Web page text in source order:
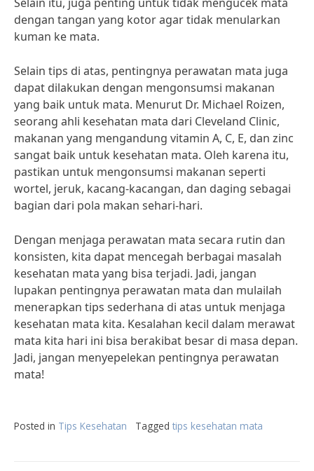
dengan tangan yang kotor agar tidak menularkan
kuman ke mata.
Selain tips di atas, pentingnya perawatan mata juga
dapat dilakukan dengan mengonsumsi makanan
yang baik untuk mata. Menurut Dr. Michael Roizen,
seorang ahli kesehatan mata dari Cleveland Clinic,
makanan yang mengandung vitamin A, C, E, dan zinc
sangat baik untuk kesehatan mata. Oleh karena itu,
pastikan untuk mengonsumsi makanan seperti
wortel, jeruk, kacang-kacangan, dan daging sebagai
bagian dari pola makan sehari-hari.
Dengan menjaga perawatan mata secara rutin dan
konsisten, kita dapat mencegah berbagai masalah
kesehatan mata yang bisa terjadi. Jadi, jangan
lupakan pentingnya perawatan mata dan mulailah
menerapkan tips sederhana di atas untuk menjaga
kesehatan mata kita. Kesalahan kecil dalam merawat
mata kita hari ini bisa berakibat besar di masa depan.
Jadi, jangan menyepelekan pentingnya perawatan
mata!
Posted in Tips Kesehatan Tagged tips kesehatan mata